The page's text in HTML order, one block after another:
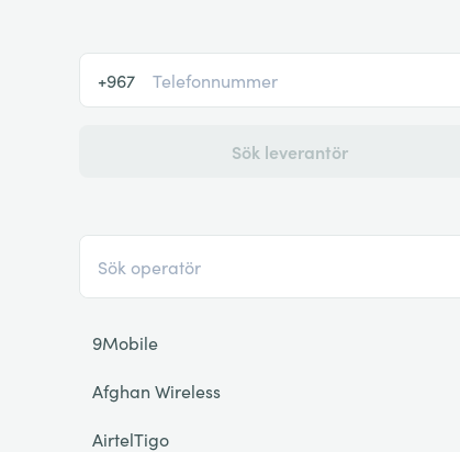
+967
Sök leverantör
9Mobile
Afghan Wireless
AirtelTigo